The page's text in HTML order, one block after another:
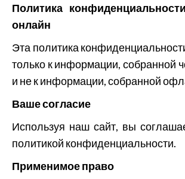
Политика
онлайн
Эта политика
только к информации, собранной
и не к информации, собранной
Ваше согласие
Используя наш сайт, вы
политикой конфиденциальности.
Применимое право